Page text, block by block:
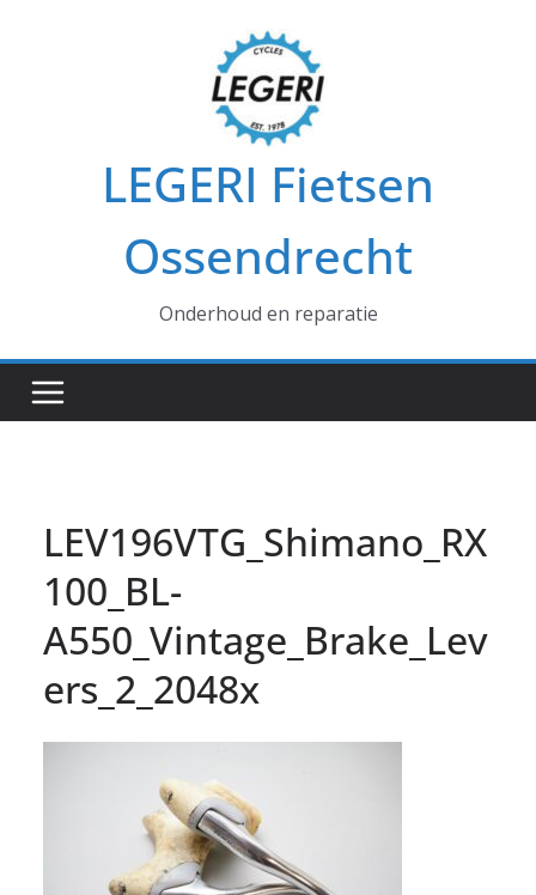
LEGERI Fietsen
Ossendrecht
Onderhoud en reparatie
LEV196VTG_Shimano_RX
100_BL-
A550_Vintage_Brake_Lev
ers_2_2048x